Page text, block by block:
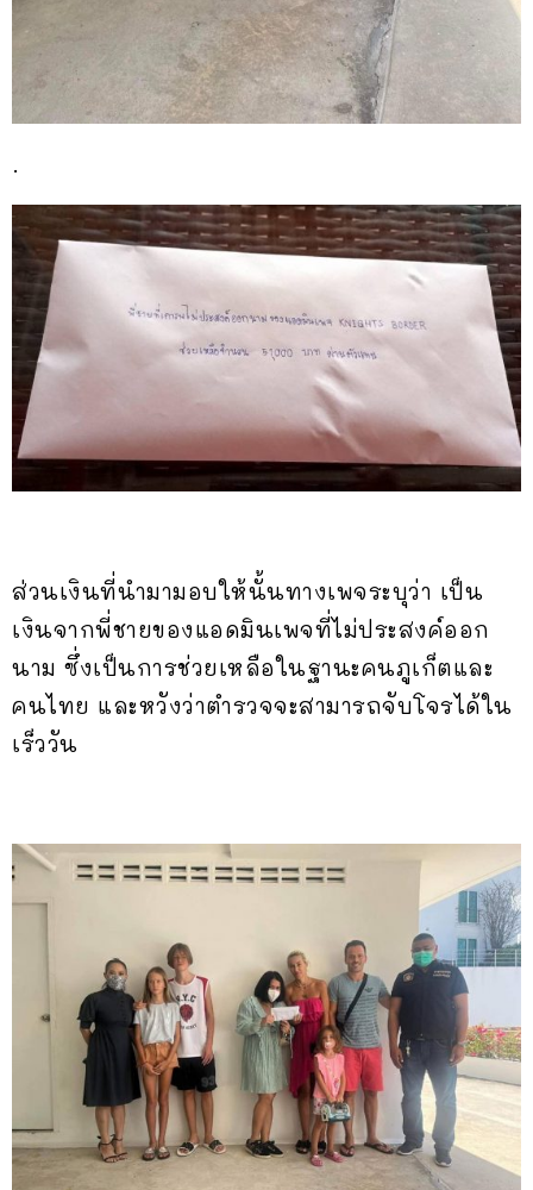
.
ส่วนเงินที่นำมามอบให้นั้นทางเพจระบุว่า เป็น
เงินจากพี่ชายของแอดมินเพจที่ไม่ประสงค์ออก
นาม ซึ่งเป็นการช่วยเหลือในฐานะคนภูเก็ตและ
คนไทย และหวังว่าตำรวจจะสามารถจับโจรได้ใน
เร็ววัน